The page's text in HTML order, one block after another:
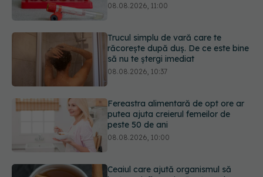
să nu te ștergi imediat
Fereastra alimentară de opt ore ar
putea ajuta creierul femeilor de
peste 50 de ani
Ceaiul care ajută organismul să
lupte cu inflamația. Poate regla
glicemia și colesterolul